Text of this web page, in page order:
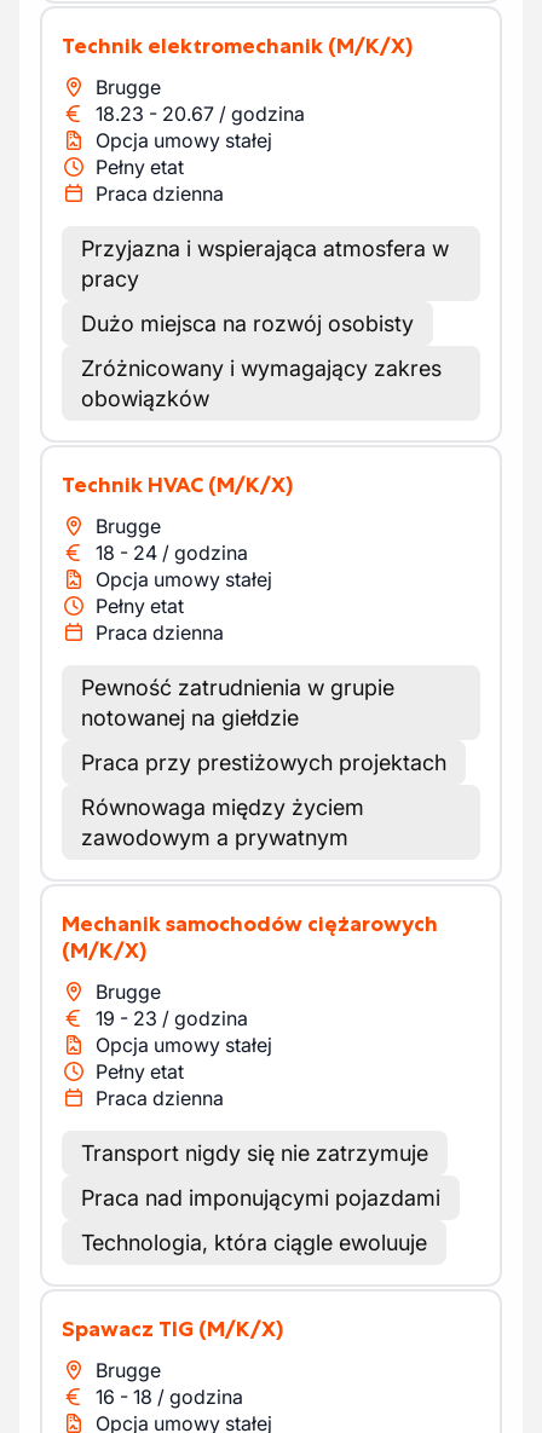
Technik elektromechanik (M/K/X)
Brugge
18.23 - 20.67 / godzina
Opcja umowy stałej
Pełny etat
Praca dzienna
Przyjazna i wspierająca atmosfera w
pracy
Dużo miejsca na rozwój osobisty
Zróżnicowany i wymagający zakres
obowiązków
Technik HVAC (M/K/X)
Brugge
18 - 24 / godzina
Opcja umowy stałej
Pełny etat
Praca dzienna
Pewność zatrudnienia w grupie
notowanej na giełdzie
Praca przy prestiżowych projektach
Równowaga między życiem
zawodowym a prywatnym
Mechanik samochodów ciężarowych
(M/K/X)
Brugge
19 - 23 / godzina
Opcja umowy stałej
Pełny etat
Praca dzienna
Transport nigdy się nie zatrzymuje
Praca nad imponującymi pojazdami
Technologia, która ciągle ewoluuje
Spawacz TIG (M/K/X)
Brugge
16 - 18 / godzina
Opcja umowy stałej